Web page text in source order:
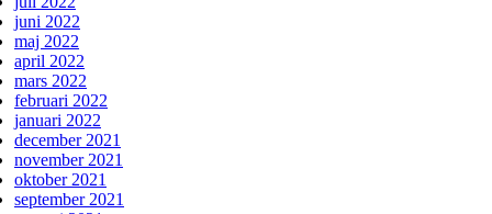
juni 2022
maj 2022
april 2022
mars 2022
februari 2022
januari 2022
december 2021
november 2021
oktober 2021
september 2021